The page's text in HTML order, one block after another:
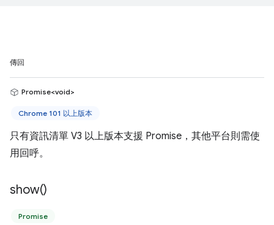
傳回
Promise<void>
Chrome 101 以上版本
只有資訊清單 V3 以上版本支援 Promise，其他平台則需使
用回呼。
show()
Promise